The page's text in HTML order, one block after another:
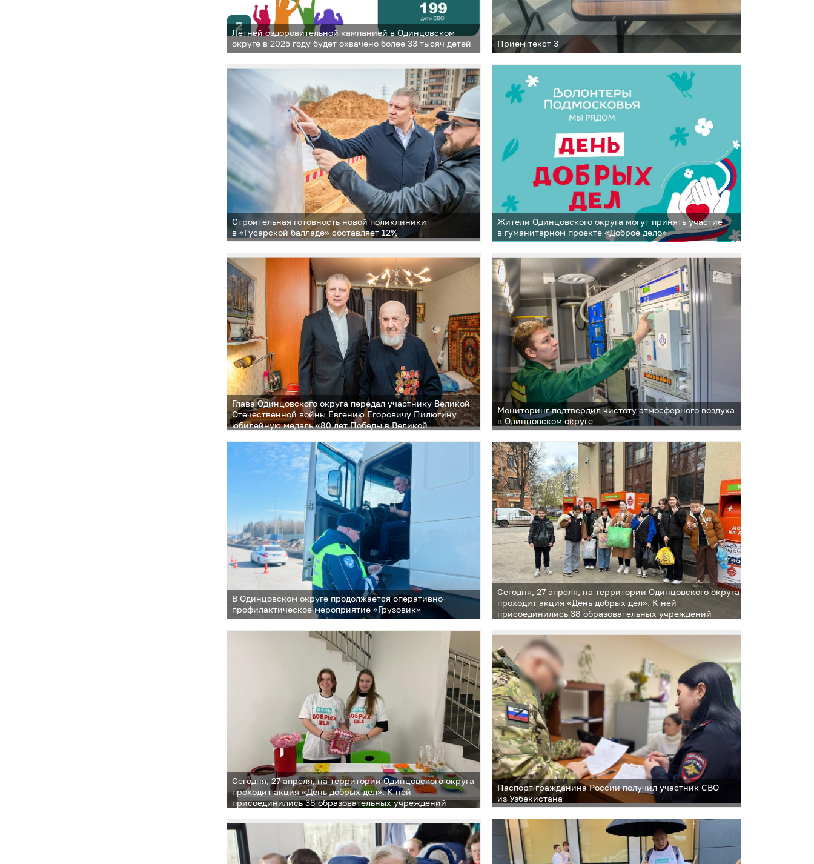
Летней оздоровительной кампанией в Одинцовском
округе в 2025 году будет охвачено более 33 тысяч детей
Прием текст 3
Строительная готовность новой поликлиники
в «Гусарской балладе» составляет 12%
Жители Одинцовского округа могут принять участие
в гуманитарном проекте «Доброе дело»
Глава Одинцовского округа передал участнику Великой
Отечественной войны Евгению Егоровичу Пилюгину
юбилейную медаль «80 лет Победы в Великой
Мониторинг подтвердил чистоту атмосферного воздуха
в Одинцовском округе
В Одинцовском округе продолжается оперативно-
профилактическое мероприятие «Грузовик»
Сегодня, 27 апреля, на территории Одинцовского округа
проходит акция «День добрых дел». К ней
присоединились 38 образовательных учреждений
Сегодня, 27 апреля, на территории Одинцовского округа
проходит акция «День добрых дел». К ней
присоединились 38 образовательных учреждений
Паспорт гражданина России получил участник СВО
из Узбекистана